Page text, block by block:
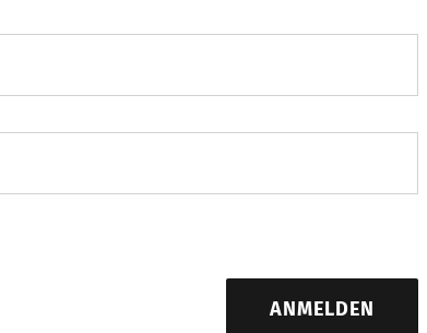
ANMELDEN